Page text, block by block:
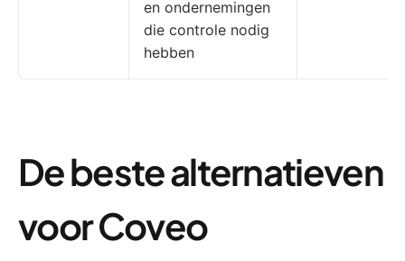
en ondernemingen
die controle nodig
hebben
De beste alternatieven
voor Coveo